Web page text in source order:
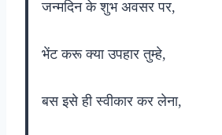
जन्मदिन के शुभ अवसर पर,
भेंट करू क्या उपहार तुम्हे,
बस इसे ही स्वीकार कर लेना,